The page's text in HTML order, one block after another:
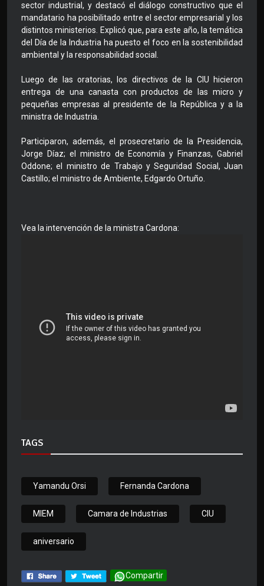
sector industrial, y destacó el diálogo constructivo que el
mandatario ha posibilitado entre el sector empresarial y los
distintos ministerios. Explicó que, para este año, la temática
del Día de la Industria ha puesto el foco en la sostenibilidad
ambiental y la responsabilidad social.
Luego de las oratorias, los directivos de la CIU hicieron
entrega de una canasta con productos de las micro y
pequeñas empresas al presidente de la República y a la
ministra de Industria.
Participaron, además, el prosecretario de la Presidencia,
Jorge Díaz; el ministro de Economía y Finanzas, Gabriel
Oddone; el ministro de Trabajo y Seguridad Social, Juan
Castillo; el ministro de Ambiente, Edgardo Ortuño.
Vea la intervención de la ministra Cardona:
TAGS
Yamandu Orsi Fernanda Cardona
MIEM Camara de Industrias CIU
aniversario
Compartir